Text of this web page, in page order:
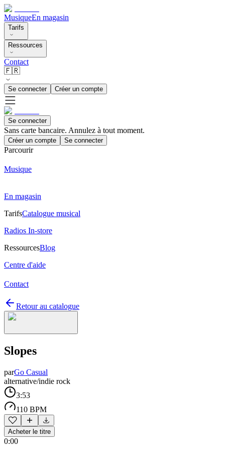
MusiqueEn magasin
Tarifs
Ressources
Contact
🇫🇷
Se connecter Créer un compte
Se connecter
Sans carte bancaire. Annulez à tout moment.
Créer un compte Se connecter
Parcourir
Musique
En magasin
TarifsCatalogue musical
Radios In-store
RessourcesBlog
Centre d'aide
Contact
Retour au catalogue
Slopes
parGo Casual
alternative/indie rock
3:53
110 BPM
Acheter le titre
0:00